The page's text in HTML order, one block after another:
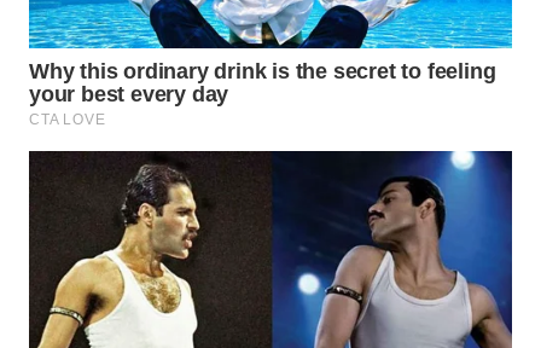
WAHANA
TV
WAHANANEWS
WAHANANEWS
CO ID
WAHANANEWS
NET